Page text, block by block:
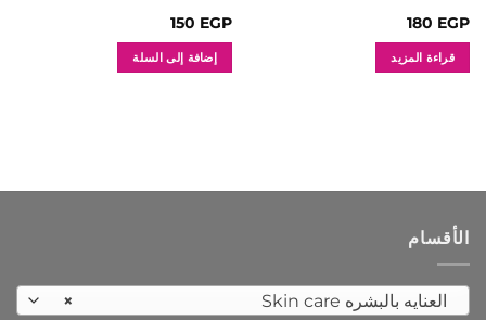
180 EGP
قراءة المزيد
150 EGP
إضافة إلى السلة
الأقسام
× العنايه بالبشره Skin care